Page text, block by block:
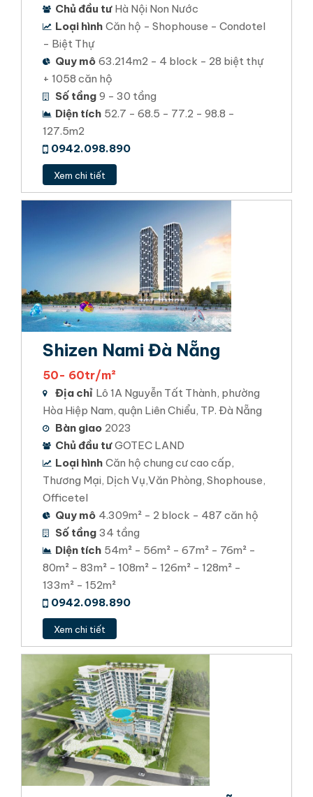
Chủ đầu tư Hà Nội Non Nước
Loại hình Căn hộ - Shophouse - Condotel
- Biệt Thự
Quy mô 63.214m2 - 4 block - 28 biệt thự
+ 1058 căn hộ
Số tầng 9 - 30 tầng
Diện tích 52.7 - 68.5 - 77.2 - 98.8 -
127.5m2
0942.098.890
Xem chi tiết
Shizen Nami Đà Nẵng
50- 60tr/m²
Địa chỉ Lô 1A Nguyễn Tất Thành, phường
Hòa Hiệp Nam, quận Liên Chiểu, TP. Đà Nẵng
Bàn giao 2023
Chủ đầu tư GOTEC LAND
Loại hình Căn hộ chung cư cao cấp,
Thương Mại, Dịch Vụ,Văn Phòng, Shophouse,
Officetel
Quy mô 4.309m² - 2 block - 487 căn hộ
Số tầng 34 tầng
Diện tích 54m² - 56m² - 67m² - 76m² -
80m² - 83m² - 108m² - 126m² - 128m² -
133m² - 152m²
0942.098.890
Xem chi tiết